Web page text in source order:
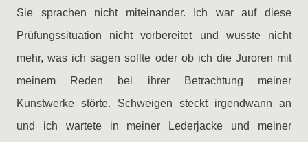
Sie sprachen nicht miteinander. Ich war auf diese
Prüfungssituation nicht vorbereitet und wusste nicht
mehr, was ich sagen sollte oder ob ich die Juroren mit
meinem Reden bei ihrer Betrachtung meiner
Kunstwerke störte. Schweigen steckt irgendwann an
und ich wartete in meiner Lederjacke und meiner